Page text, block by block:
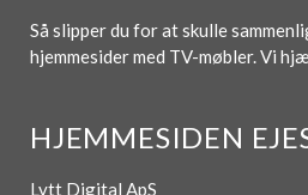
Så slipper du for at skulle
hjemmesider med TV-møbler. Vi
HJEMMESIDEN
Lytt Digital ApS